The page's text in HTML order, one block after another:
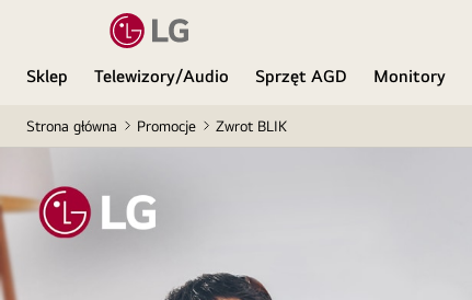
Sklep Telewizory/Audio Sprzęt AGD Monitory
Strona główna Promocje Zwrot BLIK